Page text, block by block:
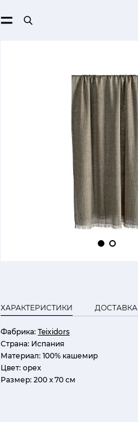
ХАРАКТЕРИСТИКИ ДОСТАВКА
Фабрика: Teixidors
Страна: Испания
Материал: 100% кашемир
Цвет: орех
Размер: 200 х 70 см